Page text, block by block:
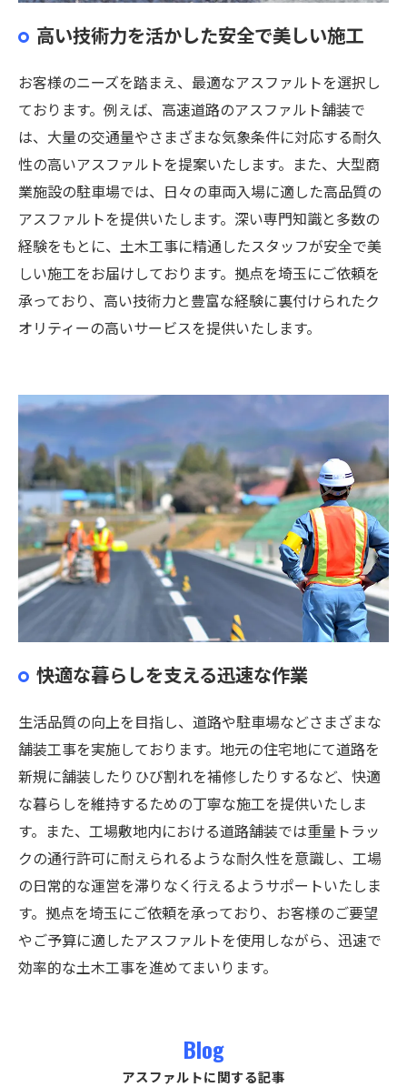
高い技術力を活かした安全で美しい施工
お客様のニーズを踏まえ、最適なアスファルトを選択し
ております。例えば、高速道路のアスファルト舗装で
は、大量の交通量やさまざまな気象条件に対応する耐久
性の高いアスファルトを提案いたします。また、大型商
業施設の駐車場では、日々の車両入場に適した高品質の
アスファルトを提供いたします。深い専門知識と多数の
経験をもとに、土木工事に精通したスタッフが安全で美
しい施工をお届けしております。拠点を埼玉にご依頼を
承っており、高い技術力と豊富な経験に裏付けられたク
オリティーの高いサービスを提供いたします。
快適な暮らしを支える迅速な作業
生活品質の向上を目指し、道路や駐車場などさまざまな
舗装工事を実施しております。地元の住宅地にて道路を
新規に舗装したりひび割れを補修したりするなど、快適
な暮らしを維持するための丁寧な施工を提供いたしま
す。また、工場敷地内における道路舗装では重量トラッ
クの通行許可に耐えられるような耐久性を意識し、工場
の日常的な運営を滞りなく行えるようサポートいたしま
す。拠点を埼玉にご依頼を承っており、お客様のご要望
やご予算に適したアスファルトを使用しながら、迅速で
効率的な土木工事を進めてまいります。
Blog
アスファルトに関する記事